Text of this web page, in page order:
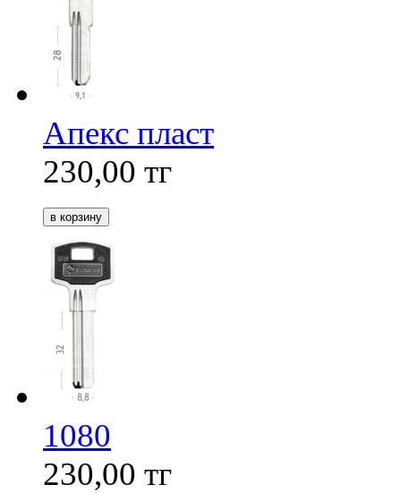
Апекс пласт
230,00 тг
1080
230,00 тг